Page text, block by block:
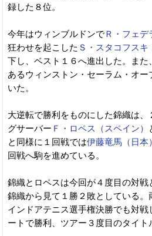
録した８位。
今年はウィンブルドンでＲ・フェデ
狂わせを起こした Ｓ・スタコフスキ
下し、ベスト１６へ進出した。ま
あるウィンストン・セーラム・オー
いた。
大逆転で勝利をものにした錦織は、
グサーバー Ｆ・ロペス（スペイン）
と同様に１回戦では伊藤竜馬（日本）
回戦へ駒を進めている。
錦織とロペスは今回が４度目の対
錦織から見て１勝２敗としている
インドアテニス選手権決勝でも対
ートで勝利、ツアー３度目のタイト